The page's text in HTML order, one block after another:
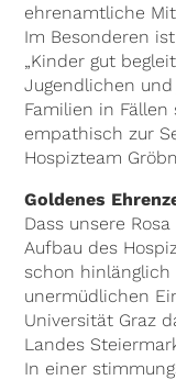
ehrenamtliche
Im Besonderen
„Kinder gut
Jugendlichen
Familien in
empathisch
Hospizteam
Goldenes
Dass unsere
Aufbau des
schon
unermüdlichen
Universität Graz
Landes
In einer